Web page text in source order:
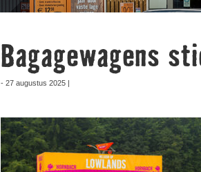
Bagagewagens
- 27 augustus 2025 |